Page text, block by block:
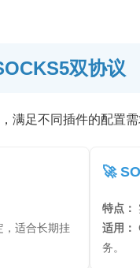
双协议
满足不同插件的配置需
，适合长期挂
🚀
特点：
适用：
务。